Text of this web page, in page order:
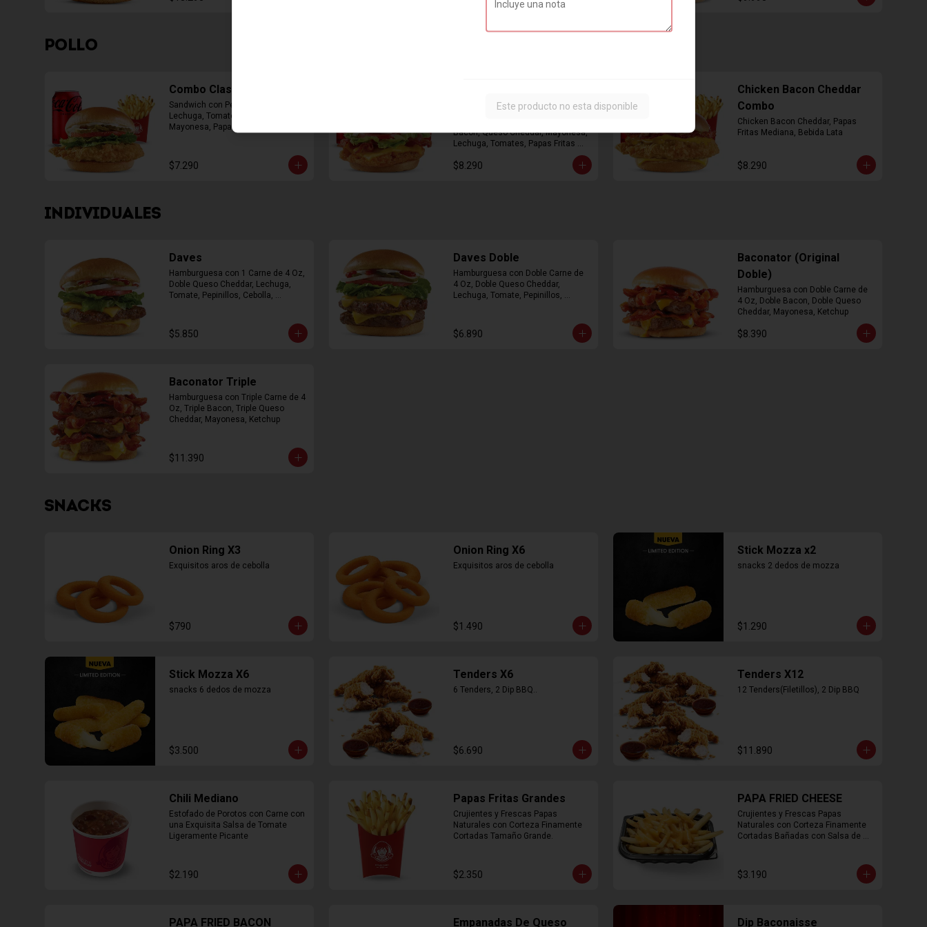
POLLO
Combo Classic Chicken
Sandwich con Pechuga Apanada,
Lechuga, Tomate, Pepinillos y
Mayonesa, Papas Fritas Mediana,
$7.290
Bacon, Queso Cheddar, Mayonesa,
Lechuga, Tomates, Papas Fritas
$8.290
Chicken Bacon Cheddar
Combo
Chicken Bacon Cheddar, Papas
Fritas Mediana, Bebida Lata
$8.290
INDIVIDUALES
Daves
Hamburguesa con 1 Carne de 4 Oz,
Doble Queso Cheddar, Lechuga,
Tomate, Pepinillos, Cebolla,
$5.850
Daves Doble
Hamburguesa con Doble Carne de
4 Oz, Doble Queso Cheddar,
Lechuga, Tomate, Pepinillos,
$6.890
Baconator (Original
Doble)
Hamburguesa con Doble Carne de
4 Oz, Doble Bacon, Doble Queso
Cheddar, Mayonesa, Ketchup
$8.390
Baconator Triple
Hamburguesa con Triple Carne de 4
Oz, Triple Bacon, Triple Queso
Cheddar, Mayonesa, Ketchup
$11.390
SNACKS
Onion Ring X3
Exquisitos aros de cebolla
$790
Onion Ring X6
Exquisitos aros de cebolla
$1.490
Stick Mozza x2
snacks 2 dedos de mozza
$1.290
Stick Mozza X6
snacks 6 dedos de mozza
$3.500
Tenders X6
6 Tenders, 2 Dip BBQ..
$6.690
Tenders X12
12 Tenders(Filetillos), 2 Dip BBQ
$11.890
Chili Mediano
Estofado de Porotos con Carne con
una Exquisita Salsa de Tomate
Ligeramente Picante
$2.190
Papas Fritas Grandes
Crujientes y Frescas Papas
Naturales con Corteza Finamente
Cortadas Tamaño Grande.
$2.350
PAPA FRIED CHEESE
Crujientes y Frescas Papas
Naturales con Corteza Finamente
Cortadas Bañadas con Salsa de
$3.190
PAPA FRIED BACON Empanadas De Queso Dip Baconaisse
Este producto no esta disponible